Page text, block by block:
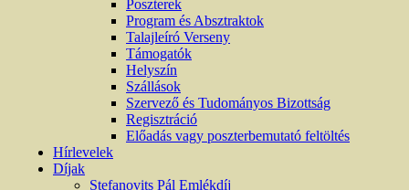
Poszterek
Program és Absztraktok
Talajleíró Verseny
Támogatók
Helyszín
Szállások
Szervező és Tudományos Bizottság
Regisztráció
Előadás vagy poszterbemutató feltöltés
Hírlevelek
Díjak
Stefanovits Pál Emlékdíj